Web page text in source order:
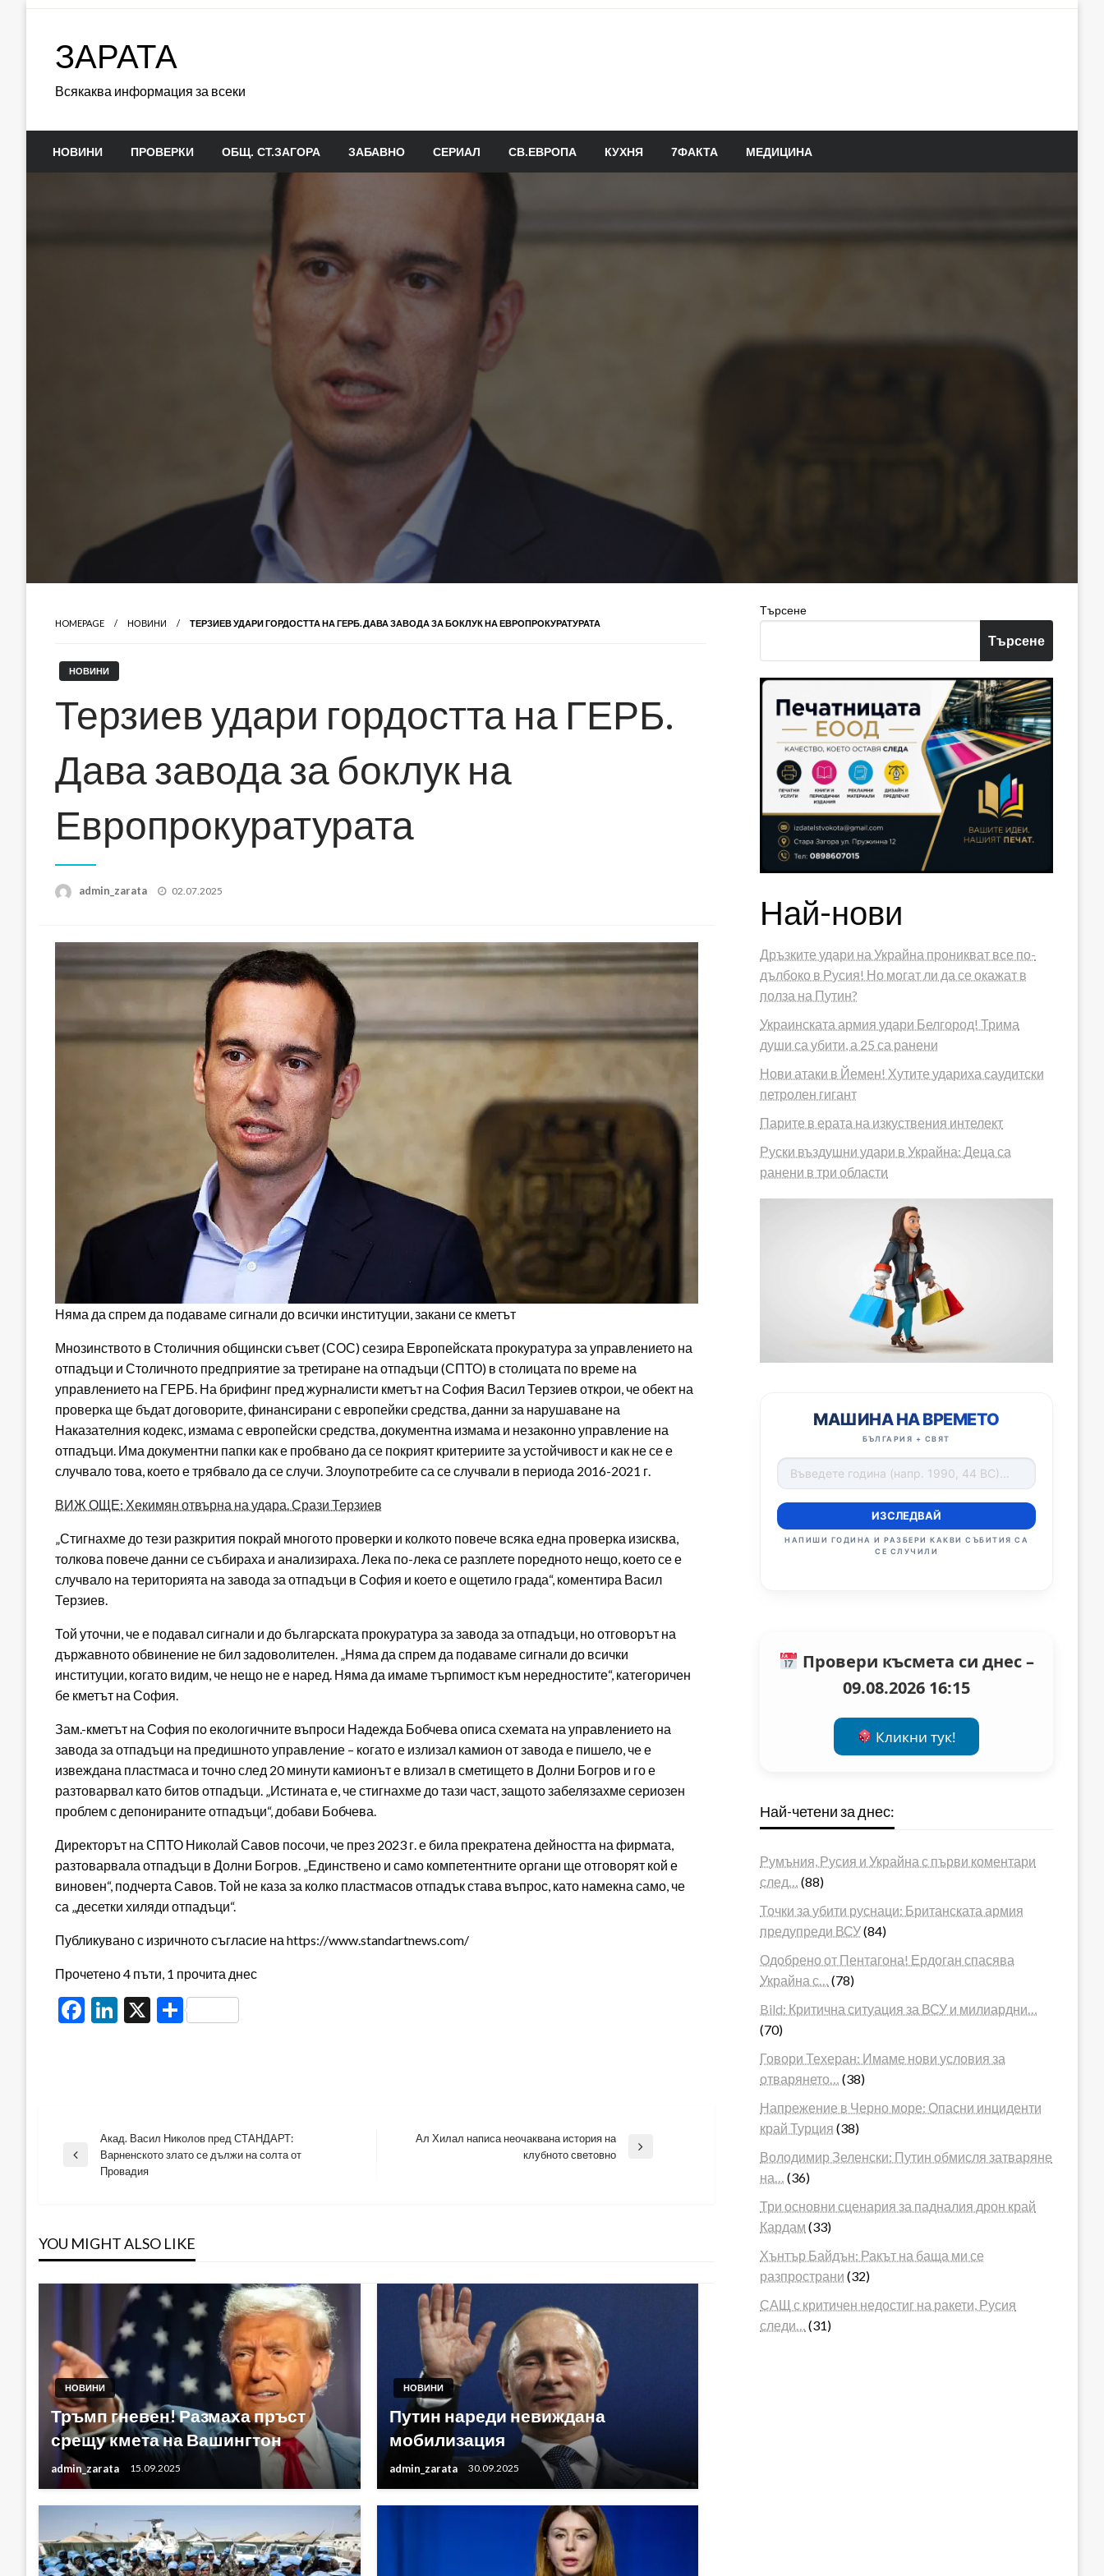
ЗАРАТА
Всякаква информация за всеки
НОВИНИ ПРОВЕРКИ ОБЩ. СТ.ЗАГОРА ЗАБАВНО СЕРИАЛ СВ.ЕВРОПА КУХНЯ 7ФАКТА МЕДИЦИНА
HOMEPAGE НОВИНИ ТЕРЗИЕВ УДАРИ ГОРДОСТТА НА ГЕРБ. ДАВА ЗАВОДА ЗА БОКЛУК НА ЕВРОПРОКУРАТУРАТА
НОВИНИ
Терзиев удари гордостта на ГЕРБ.
Дава завода за боклук на
Европрокуратурата
admin_zarata
Posted
02.07.2025
Няма да спрем да подаваме сигнали до всички институции, закани се кметът
Мнозинството в Столичния общински съвет (СОС) сезира Европейската прокуратура за управлението на
отпадъци и Столичното предприятие за третиране на отпадъци (СПТО) в столицата по време на
управлението на ГЕРБ. На брифинг пред журналисти кметът на София Васил Терзиев открои, че обект на
проверка ще бъдат договорите, финансирани с европейки средства, данни за нарушаване на
Наказателния кодекс, измама с европейски средства, документна измама и незаконно управление на
отпадъци. Има документни папки как е пробвано да се покрият критериите за устойчивост и как не се е
случвало това, което е трябвало да се случи. Злоупотребите са се случвали в периода 2016-2021 г.
ВИЖ ОЩЕ: Хекимян отвърна на удара. Срази Терзиев
„Стигнахме до тези разкрития покрай многото проверки и колкото повече всяка една проверка изисква,
толкова повече данни се събираха и анализираха. Лека по-лека се разплете поредното нещо, което се е
случвало на територията на завода за отпадъци в София и което е ощетило града“, коментира Васил
Терзиев.
Той уточни, че е подавал сигнали и до българската прокуратура за завода за отпадъци, но отговорът на
държавното обвинение не бил задоволителен. „Няма да спрем да подаваме сигнали до всички
институции, когато видим, че нещо не е наред. Няма да имаме търпимост към нередностите“, категоричен
бе кметът на София.
Зам.-кметът на София по екологичните въпроси Надежда Бобчева описа схемата на управлението на
завода за отпадъци на предишното управление – когато е излизал камион от завода е пишело, че е
извеждана пластмаса и точно след 20 минути камионът е влизал в сметището в Долни Богров и го е
разтоварвал като битов отпадъци. „Истината е, че стигнахме до тази част, защото забелязахме сериозен
проблем с депонираните отпадъци“, добави Бобчева.
Директорът на СПТО Николай Савов посочи, че през 2023 г. е била прекратена дейността на фирмата,
разтоварвала отпадъци в Долни Богров. „Единствено и само компетентните органи ще отговорят кой е
виновен“, подчерта Савов. Той не каза за колко пластмасов отпадък става въпрос, като намекна само, че
са „десетки хиляди отпадъци“.
Публикувано с изричното съгласие на https://www.standartnews.com/
Прочетено 4 пъти, 1 прочита днес
Facebook
LinkedIn
X Share
Навигация
Previous
Акад. Васил Николов пред СТАНДАРТ:
Варненското злато се дължи на солта от
Провадия
Ал Хилал написа неочаквана история на
клубното световно
YOU MIGHT ALSO LIKE
НОВИНИ
Тръмп гневен! Размаха пръст
срещу кмета на Вашингтон
admin_zarata 15.09.2025
НОВИНИ
Путин нареди невиждана
мобилизация
admin_zarata 30.09.2025
Търсене
Търсене
Най-нови
Дръзките удари на Украйна проникват все по-
дълбоко в Русия! Но могат ли да се окажат в
полза на Путин?
Украинската армия удари Белгород! Трима
души са убити, а 25 са ранени
Нови атаки в Йемен! Хутите удариха саудитски
петролен гигант
Парите в ерата на изкуствения интелект
Руски въздушни удари в Украйна: Деца са
ранени в три области
МАШИНА НА ВРЕМЕТО
БЪЛГАРИЯ + СВЯТ
ИЗСЛЕДВАЙ
НАПИШИ ГОДИНА И РАЗБЕРИ КАКВИ СЪБИТИЯ СА
СЕ СЛУЧИЛИ
Провери късмета си днес –
09.08.2026 16:15
Кликни тук!
Най-четени за днес:
Румъния, Русия и Украйна с първи коментари
след…
(88)
Точки за убити руснаци: Британската армия
предупреди ВСУ(84)
Одобрено от Пентагона! Ердоган спасява
Украйна с…
(78)
Bild: Критична ситуация за ВСУ и милиардни…
(70)
Говори Техеран: Имаме нови условия за
отварянето…
(38)
Напрежение в Черно море: Опасни инциденти
край Турция (38)
Володимир Зеленски: Путин обмисля затваряне
на…
(36)
Три основни сценария за падналия дрон край
Кардам (33)
Хънтър Байдън: Ракът на баща ми се
разпространи (32)
САЩ с критичен недостиг на ракети, Русия
следи…
(31)